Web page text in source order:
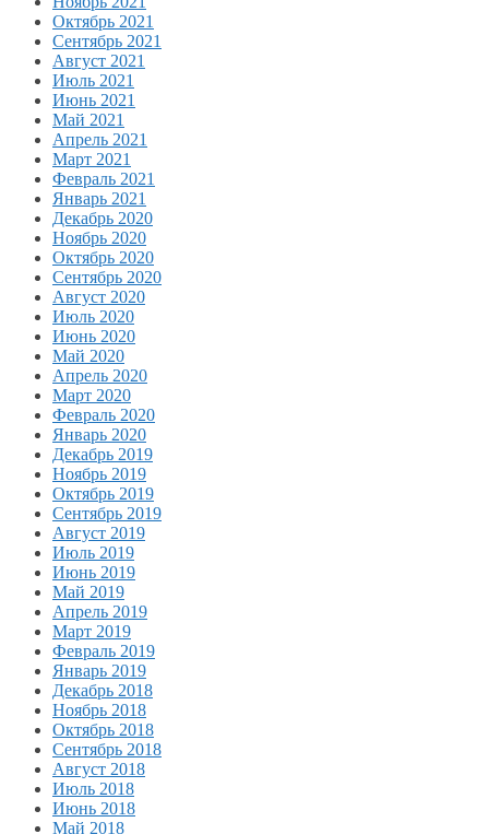
Октябрь 2021
Сентябрь 2021
Август 2021
Июль 2021
Июнь 2021
Май 2021
Апрель 2021
Март 2021
Февраль 2021
Январь 2021
Декабрь 2020
Ноябрь 2020
Октябрь 2020
Сентябрь 2020
Август 2020
Июль 2020
Июнь 2020
Май 2020
Апрель 2020
Март 2020
Февраль 2020
Январь 2020
Декабрь 2019
Ноябрь 2019
Октябрь 2019
Сентябрь 2019
Август 2019
Июль 2019
Июнь 2019
Май 2019
Апрель 2019
Март 2019
Февраль 2019
Январь 2019
Декабрь 2018
Ноябрь 2018
Октябрь 2018
Сентябрь 2018
Август 2018
Июль 2018
Июнь 2018
Май 2018